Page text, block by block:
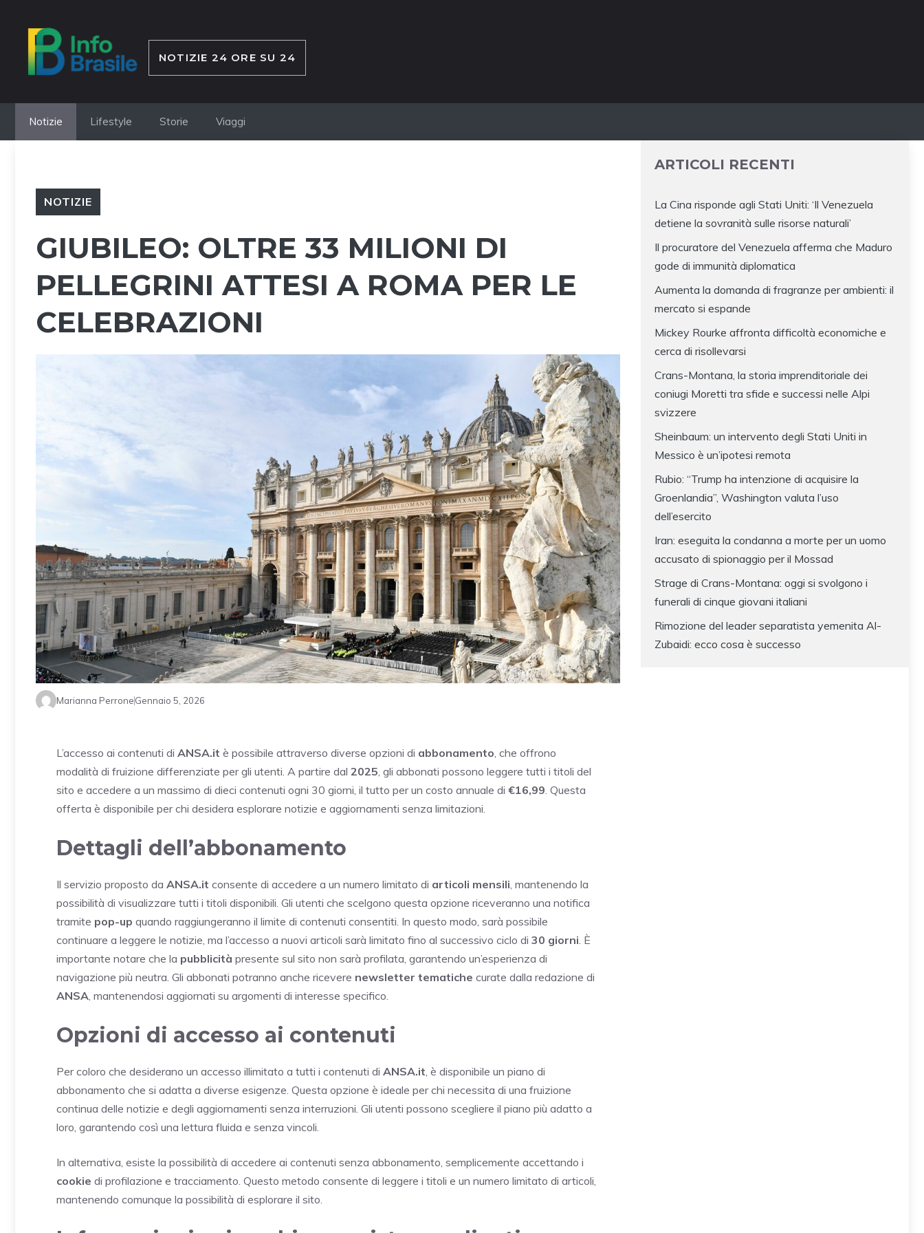
contenuto
NOTIZIE 24 ORE SU 24
Notizie Lifestyle Storie Viaggi
NOTIZIE
GIUBILEO: OLTRE 33 MILIONI DI
PELLEGRINI ATTESI A ROMA PER LE
CELEBRAZIONI
Marianna PerroneGennaio 5, 2026
L’accesso ai contenuti di ANSA.it è possibile attraverso diverse opzioni di abbonamento, che offrono
modalità di fruizione differenziate per gli utenti. A partire dal 2025, gli abbonati possono leggere tutti i titoli del
sito e accedere a un massimo di dieci contenuti ogni 30 giorni, il tutto per un costo annuale di €16,99. Questa
offerta è disponibile per chi desidera esplorare notizie e aggiornamenti senza limitazioni.
Dettagli dell’abbonamento
Il servizio proposto da ANSA.it consente di accedere a un numero limitato di articoli mensili, mantenendo la
possibilità di visualizzare tutti i titoli disponibili. Gli utenti che scelgono questa opzione riceveranno una notifica
tramite pop-up quando raggiungeranno il limite di contenuti consentiti. In questo modo, sarà possibile
continuare a leggere le notizie, ma l’accesso a nuovi articoli sarà limitato fino al successivo ciclo di 30 giorni. È
importante notare che la pubblicità presente sul sito non sarà profilata, garantendo un’esperienza di
navigazione più neutra. Gli abbonati potranno anche ricevere newsletter tematiche curate dalla redazione di
ANSA, mantenendosi aggiornati su argomenti di interesse specifico.
Opzioni di accesso ai contenuti
Per coloro che desiderano un accesso illimitato a tutti i contenuti di ANSA.it, è disponibile un piano di
abbonamento che si adatta a diverse esigenze. Questa opzione è ideale per chi necessita di una fruizione
continua delle notizie e degli aggiornamenti senza interruzioni. Gli utenti possono scegliere il piano più adatto a
loro, garantendo così una lettura fluida e senza vincoli.
In alternativa, esiste la possibilità di accedere ai contenuti senza abbonamento, semplicemente accettando i
cookie di profilazione e tracciamento. Questo metodo consente di leggere i titoli e un numero limitato di articoli,
mantenendo comunque la possibilità di esplorare il sito.
ARTICOLI RECENTI
La Cina risponde agli Stati Uniti: ‘Il Venezuela
detiene la sovranità sulle risorse naturali’
Il procuratore del Venezuela afferma che Maduro
gode di immunità diplomatica
Aumenta la domanda di fragranze per ambienti: il
mercato si espande
Mickey Rourke affronta difficoltà economiche e
cerca di risollevarsi
Crans-Montana, la storia imprenditoriale dei
coniugi Moretti tra sfide e successi nelle Alpi
svizzere
Sheinbaum: un intervento degli Stati Uniti in
Messico è un’ipotesi remota
Rubio: “Trump ha intenzione di acquisire la
Groenlandia”, Washington valuta l’uso
dell’esercito
Iran: eseguita la condanna a morte per un uomo
accusato di spionaggio per il Mossad
Strage di Crans-Montana: oggi si svolgono i
funerali di cinque giovani italiani
Rimozione del leader separatista yemenita Al-
Zubaidi: ecco cosa è successo